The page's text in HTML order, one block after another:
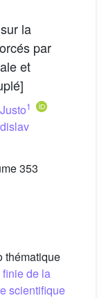
la
par
et
1
353
thématique
de la
scientifique